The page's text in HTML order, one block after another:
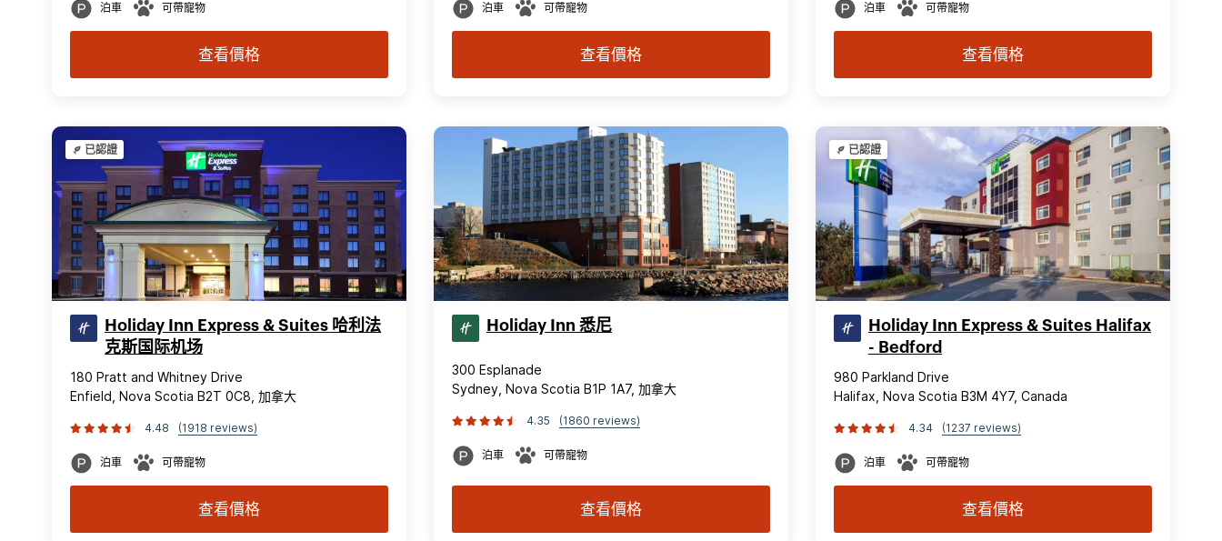
泊車 可帶寵物
查看價格
泊車 可帶寵物
查看價格
泊車 可帶寵物
查看價格
已認證
Holiday Inn Express & Suites 哈利法
克斯国际机场
180 Pratt and Whitney Drive
Enfield, Nova Scotia B2T 0C8, 加拿大
4.48 (1918 reviews)
泊車 可帶寵物
查看價格
Holiday Inn 悉尼
300 Esplanade
Sydney, Nova Scotia B1P 1A7, 加拿大
4.35 (1860 reviews)
泊車 可帶寵物
查看價格
已認證
Holiday Inn Express & Suites Halifax
- Bedford
980 Parkland Drive
Halifax, Nova Scotia B3M 4Y7, Canada
4.34 (1237 reviews)
泊車 可帶寵物
查看價格